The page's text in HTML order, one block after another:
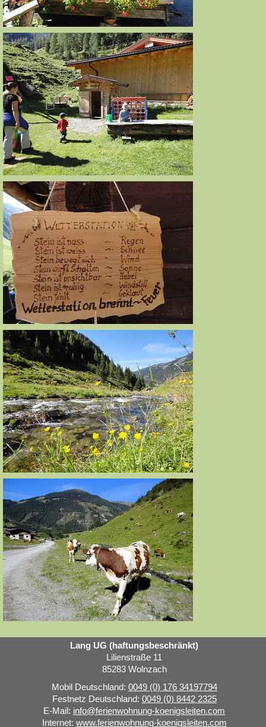
Lang UG (haftungsbeschränkt)
Lilienstraße 11
85283 Wolnzach
Mobil Deutschland: 0049 (0) 176 34197794
Festnetz Deutschland: 0049 (0) 8442 2325
E-Mail: info@ferienwohnung-koenigsleiten.com
Internet: www.ferienwohnung-koenigsleiten.com